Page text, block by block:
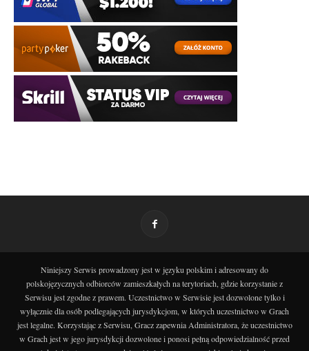
Niniejszy Serwis prowadzony jest w języku polskim i adresowany do
polskojęzycznych odbiorców zamieszkałych na terytoriach, gdzie korzystanie z
Serwisu jest zgodne z prawem. Uczestnictwo w Serwisie jest dozwolone tylko i
wyłącznie dla osób podlegających jurysdykcjom, w których uczestnictwo w Grach
jest legalne. Korzystając z Serwisu, Gracz zapewnia Administratora, że uczestnictwo
w Grach jest w jego jurysdykcji dozwolone i ponosi pełną odpowiedzialność przed